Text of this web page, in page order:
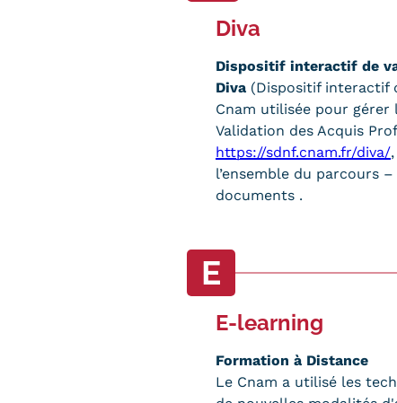
Diva
Dispositif interactif de
Diva (Dispositif interactif
Cnam utilisée pour gérer
Validation des Acquis
https://sdnf.cnam.fr/diva/
l’ensemble du parcours
documents .
E
E-learning
Formation à Distance
Le Cnam a utilisé les